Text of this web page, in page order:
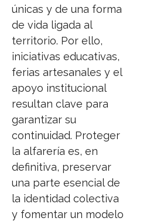
únicas y de una forma
de vida ligada al
territorio. Por ello,
iniciativas educativas,
ferias artesanales y el
apoyo institucional
resultan clave para
garantizar su
continuidad. Proteger
la alfarería es, en
definitiva, preservar
una parte esencial de
la identidad colectiva
y fomentar un modelo